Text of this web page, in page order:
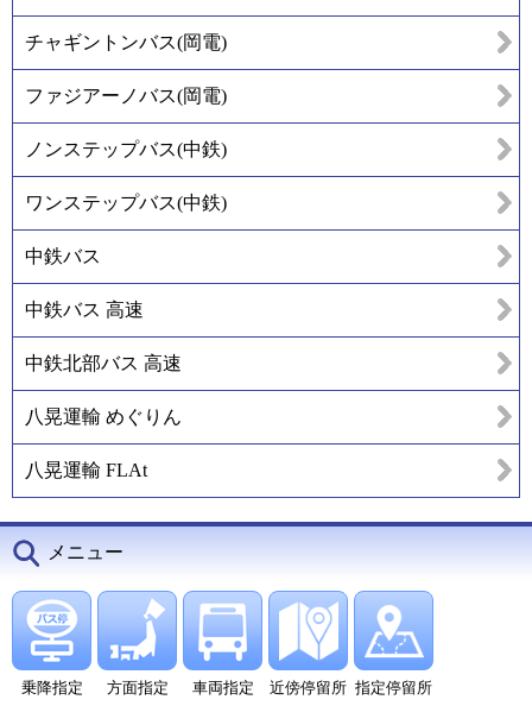
チャギントンバス(岡電)
ファジアーノバス(岡電)
ノンステップバス(中鉄)
ワンステップバス(中鉄)
中鉄バス
中鉄バス 高速
中鉄北部バス 高速
八晃運輸 めぐりん
八晃運輸 FLAt
メニュー
乗降指定 方面指定 車両指定 近傍停留所 指定停留所